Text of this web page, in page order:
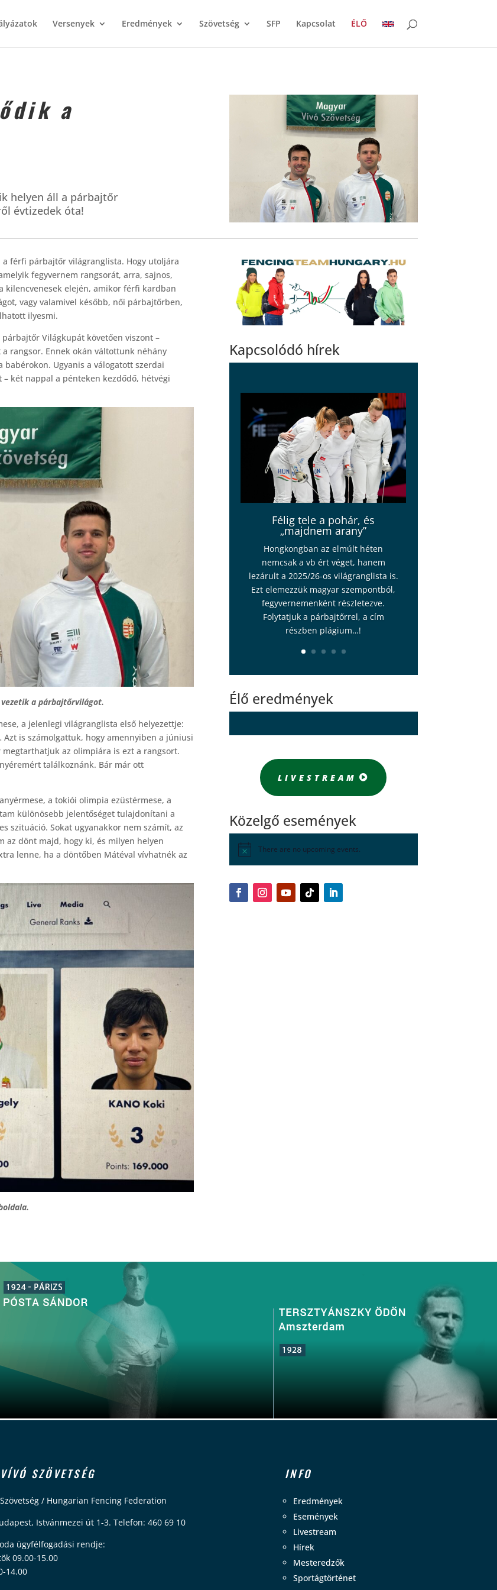
Versenyek Eredmények Szövetség SFP Kapcsolat ÉLŐ
a
helyen áll a párbajtőr
évtizedek óta!
a férfi párbajtőr világranglista. Hogy utoljára
fegyvernem rangsorát, arra, sajnos,
kilencvenesek elején, amikor férfi kardban
vagy valamivel később, női párbajtőrben,
ilyesmi.
Világkupát követően viszont –
rangsor. Ennek okán váltottunk néhány
Ugyanis a válogatott szerdai
két nappal a pénteken kezdődő, hétvégi
a párbajtőrvilágot.
a jelenlegi világranglista első helyezettje:
is számolgattuk, hogy amennyiben a júniusi
az olimpiára is ezt a rangsort.
találkoznánk. Bár már ott
a tokiói olimpia ezüstérmese, a
különösebb jelentőséget tulajdonítani a
szituáció. Sokat ugyanakkor nem számít, az
az dönt majd, hogy ki, és milyen helyen
lenne, ha a döntőben Mátéval vívhatnék az
Kapcsolódó hírek
Félig tele a pohár, és
„majdnem arany”
Hongkongban az elmúlt héten
nemcsak a vb ért véget, hanem
lezárult a 2025/26-os világranglista is.
Ezt elemezzük magyar szempontból,
fegyvernemenként részletezve.
Folytatjuk a párbajtőrrel, a cím
részben plágium…!
Élő eredmények
LIVESTREAM
Közelgő események
There are no upcoming events.
SZÖVETSÉG
/ Hungarian Fencing Federation
Istvánmezei út 1-3. Telefon: 460 69 10
ügyfélfogadási rendje:
09.00-15.00
14.00
INFO
Eredmények
Események
Livestream
Hírek
Mesteredzők
Sportágtörténet